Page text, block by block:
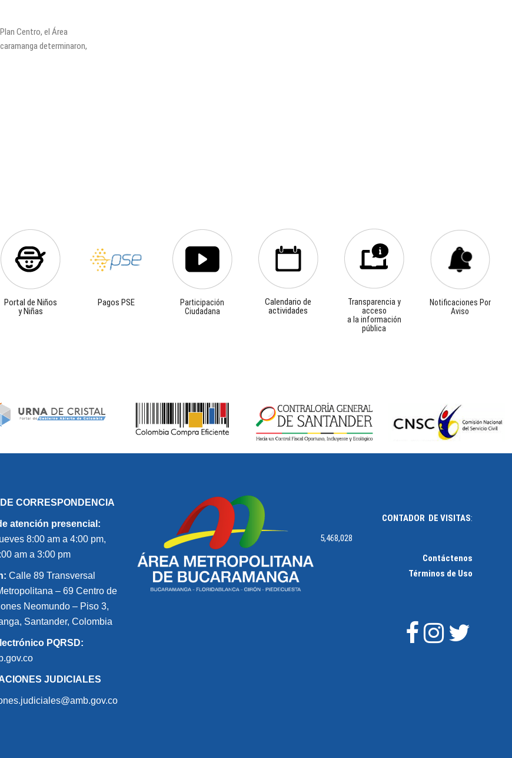
Centro, el Área
determinaron,
Portal de Niños
y Niñas
Pagos PSE
Participación
Ciudadana
Calendario de
actividades
Transparencia y
acceso
a la información
pública
Notificaciones Por
Aviso
CORRESPONDENCIA
atención presencial:
8:00 am a 4:00 pm,
am a 3:00 pm
Calle 89 Transversal
– 69 Centro de
Neomundo – Piso 3,
Santander, Colombia
PQRSD:
JUDICIALES
CONTADOR DE VISITAS:
5,468,028
Contáctenos
Términos de Uso